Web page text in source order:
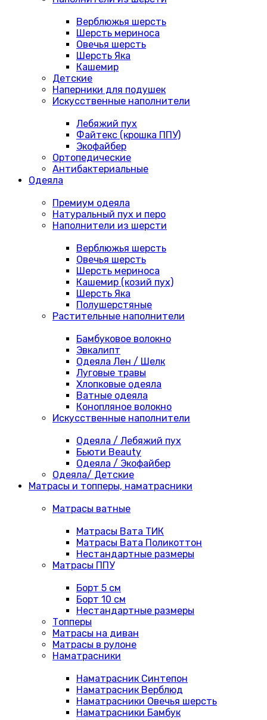
Верблюжья шерсть
Шерсть мериноса
Овечья шерсть
Шерсть Яка
Кашемир
Детские
Наперники для подушек
Искусственные наполнители
Лебяжий пух
Файтекс (крошка ППУ)
Экофайбер
Ортопедические
Антибактериальные
Одеяла
Премиум одеяла
Натуральный пух и перо
Наполнители из шерсти
Верблюжья шерсть
Овечья шерсть
Шерсть мериноса
Кашемир (козий пух)
Шерсть Яка
Полушерстяные
Растительные наполнители
Бамбуковое волокно
Эвкалипт
Одеяла Лен / Шелк
Луговые травы
Хлопковые одеяла
Ватные одеяла
Конопляное волокно
Искусственные наполнители
Одеяла / Лебяжий пух
Бьюти Beauty
Одеяла / Экофайбер
Одеяла/ Детские
Матрасы и топперы, наматрасники
Матрасы ватные
Матрасы Вата ТИК
Матрасы Вата Поликоттон
Нестандартные размеры
Матрасы ППУ
Борт 5 см
Борт 10 см
Нестандартные размеры
Топперы
Матрасы на диван
Матрасы в рулоне
Наматрасники
Наматрасник Синтепон
Наматрасник Верблюд
Наматрасники Овечья шерсть
Наматрасники Бамбук